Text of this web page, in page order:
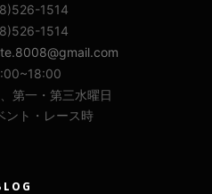
1514
1514
第一・第三水曜日
・レース時